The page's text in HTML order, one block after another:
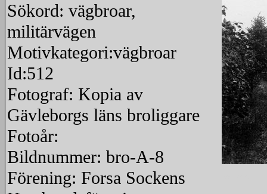
Sökord: vägbroar,
militärvägen
Motivkategori:vägbroar
Id:512
Fotograf: Kopia av
Gävleborgs läns broliggare
Fotoår:
Bildnummer: bro-A-8
Förening: Forsa Sockens